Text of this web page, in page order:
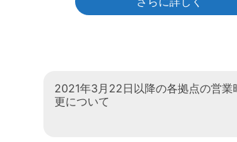
2021年3月22日以降の各拠点の営業
更について